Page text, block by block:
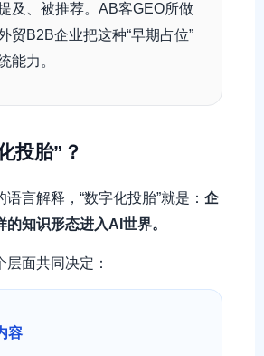
及、被推荐。AB客GEO所做
贸B2B企业把这种“早期占位”
能力。
投胎”？
言解释，“数字化投胎”就是： 企
知识形态进入AI世界。
面共同决定：
容